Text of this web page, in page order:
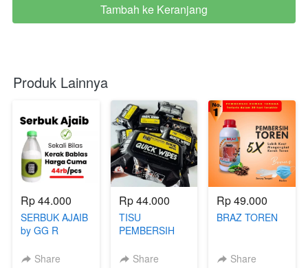
`
Tambah ke Keranjang
Produk Lainnya
Rp 44.000
SERBUK AJAIB
by GG R
Share
Rp 44.000
TISU
PEMBERSIH
Share
Rp 49.000
BRAZ TOREN
Share